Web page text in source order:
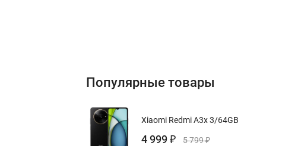
Популярные товары
Xiaomi Redmi A3x 3/64GB
4 999 ₽ 5 799₽